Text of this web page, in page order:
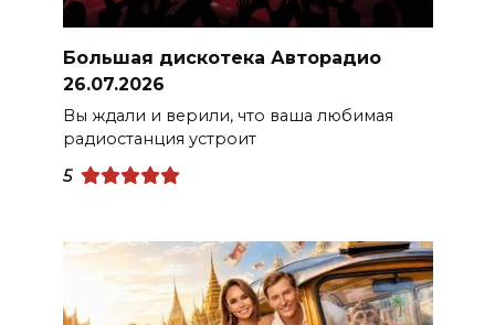
Большая дискотека Авторадио
26.07.2026
Вы ждали и верили, что ваша любимая
радиостанция устроит
5